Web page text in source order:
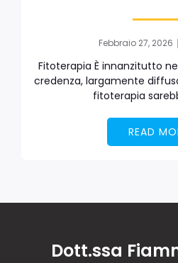
Febbraio 27, 2026
Fitoterapia È innanzitutto
credenza, largamente
fitoterapia
READ
Dott.ssa